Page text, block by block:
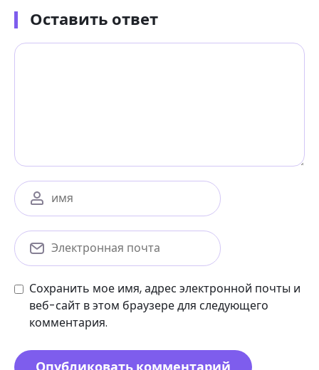
Оставить ответ
Сохранить мое имя, адрес электронной почты и
веб-сайт в этом браузере для следующего
комментария.